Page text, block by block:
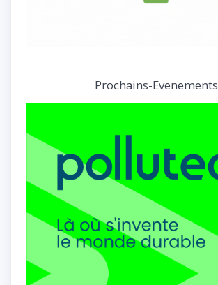
Prochains-Evenements